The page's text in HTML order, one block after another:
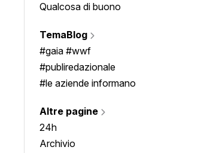
Qualcosa di buono
TemaBlog
#gaia #wwf
#publiredazionale
#le aziende informano
Altre pagine
24h
Archivio